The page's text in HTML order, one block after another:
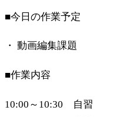
■今日の作業予定
・ 動画編集課題
■作業内容
10:00～10:30 自習